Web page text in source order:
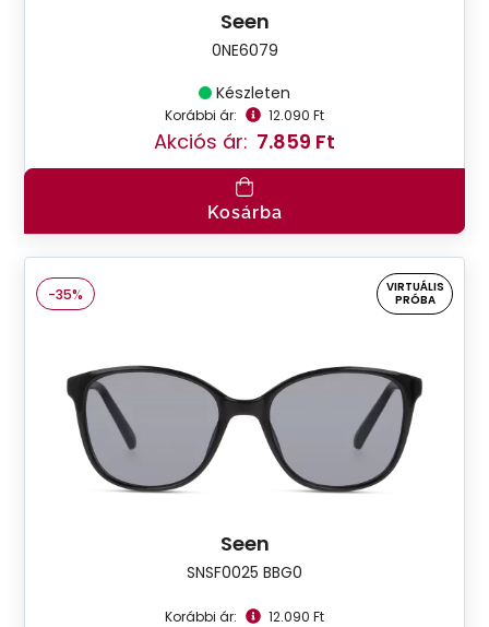
Seen
0NE6079
Készleten
Korábbi ár: 12.090 Ft
Akciós ár: 7.859 Ft
Kosárba
-35%
VIRTUÁLIS
PRÓBA
Seen
SNSF0025 BBG0
Korábbi ár: 12.090 Ft